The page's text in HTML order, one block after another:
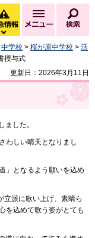
緊急情報
緊急情報を開く
メニュー
中学校 > 桜が原中学校 > 活
授与式
更新日：2026年3月11日
した。
わしい晴天となりまし
」となるよう願いを込め
立派に歌い上げ、素晴ら
を込めて歌う姿がとても